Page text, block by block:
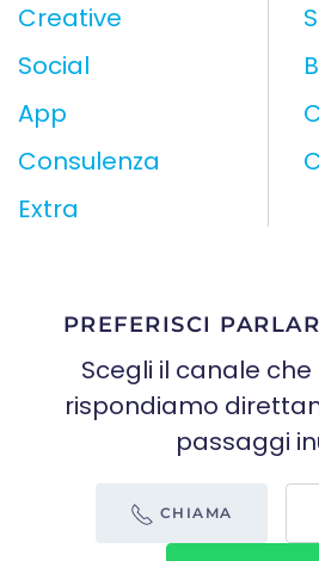
Creative
Social
App
Consulenza
Extra
PREFERISCI
Scegli il canale
rispondiamo
passaggi
CHIAMA